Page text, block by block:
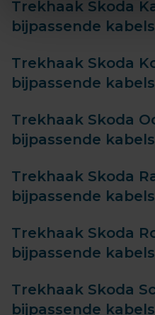
Trekhaak Skoda
bijpassende
Trekhaak Skoda
bijpassende
Trekhaak Skoda
bijpassende
Trekhaak Skoda
bijpassende
Trekhaak Skoda
bijpassende
Trekhaak Skoda
bijpassende